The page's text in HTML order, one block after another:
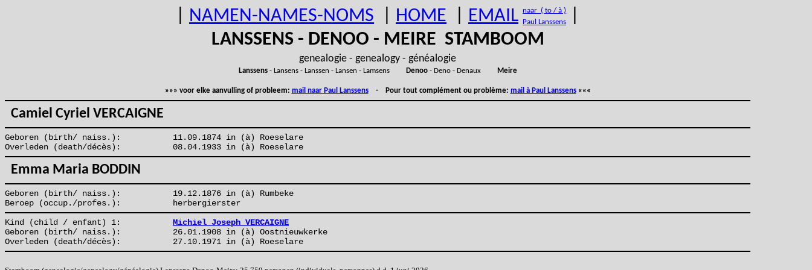
NAMEN-NAMES-NOMS HOME EMAIL naar ( to / à )
Paul Lanssens
LANSSENS - DENOO - MEIRE STAMBOOM
genealogie - genealogy - généalogie
Lanssens- Lansens - Lanssen - Lansen - Lamsens Denoo- Deno - Denaux Meire
»»» voor elke aanvulling of probleem: mail naar Paul Lanssens- Pour tout complément ou problème: mail à Paul Lanssens«««
Camiel Cyriel VERCAIGNE
Geboren (birth/ naiss.):
11.09.1874 in (à) Roeselare
Overleden (death/décès):
08.04.1933 in (à) Roeselare
Emma Maria BODDIN
Geboren (birth/ naiss.):
19.12.1876 in (à) Rumbeke
Beroep (occup./profes.):
herbergierster
Kind (child / enfant) 1:
Michiel Joseph VERCAIGNE
Geboren (birth/ naiss.):
26.01.1908 in (à) Oostnieuwkerke
Overleden (death/décès):
27.10.1971 in (à) Roeselare